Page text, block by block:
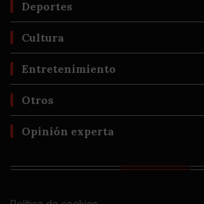
Deportes
Cultura
Entretenimiento
Otros
Opinión experta